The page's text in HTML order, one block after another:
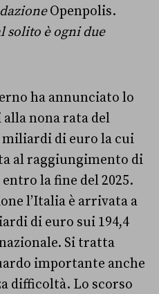
Openpolis.
solito è ogni due
ha annunciato lo
nona rata del
miliardi di euro la cui
al raggiungimento di
la fine del 2025.
l’Italia è arrivata a
di euro sui 194,4
Si tratta
importante anche
difficoltà. Lo scorso